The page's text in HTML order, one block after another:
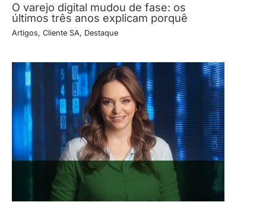
O varejo digital mudou de fase: os
últimos três anos explicam porquê
Artigos, Cliente SA, Destaque